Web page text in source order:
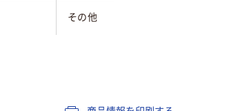
その他